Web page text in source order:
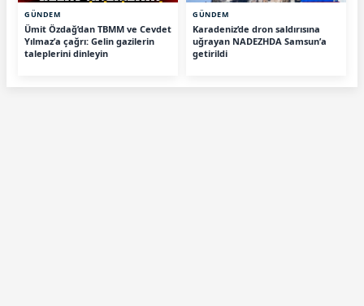
GÜNDEM
Ümit Özdağ’dan TBMM ve Cevdet
Yılmaz’a çağrı: Gelin gazilerin
taleplerini dinleyin
GÜNDEM
Karadeniz’de dron saldırısına
uğrayan NADEZHDA Samsun’a
getirildi